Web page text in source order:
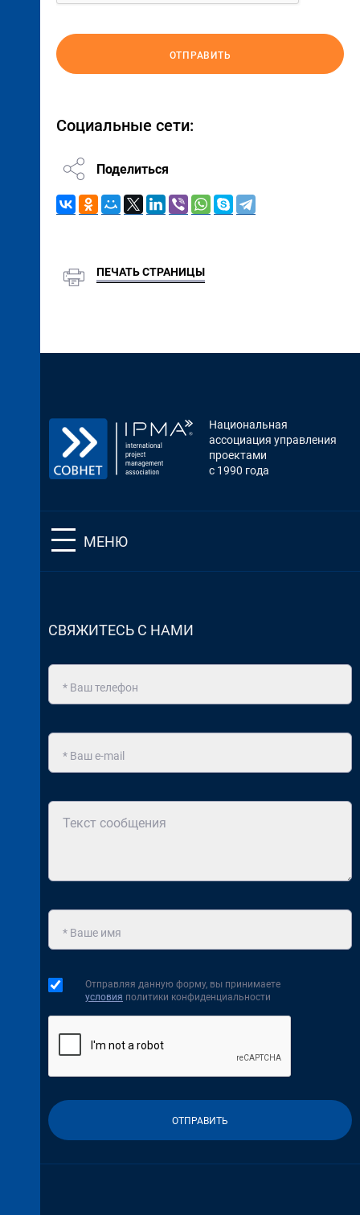
ОТПРАВИТЬ
Социальные сети:
Поделиться
ПЕЧАТЬ СТРАНИЦЫ
Национальная
ассоциация управления
проектами
с 1990 года
МЕНЮ
СВЯЖИТЕСЬ С НАМИ
Отправляя данную форму, вы принимаете
условия политики конфиденциальности